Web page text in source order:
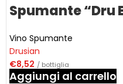
Spumante “Dru
Vino Spumante
Drusian
€8,52 / bottiglia
Aggiungi al carrello